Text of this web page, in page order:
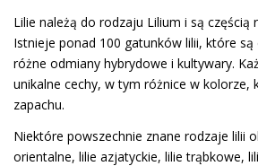
Lilie należą do rodzaju Lilium i są częścią
Istnieje ponad 100 gatunków lilii, które
różne odmiany hybrydowe i kultywary.
unikalne cechy, w tym różnice w kolorze,
zapachu.
Niektóre powszechnie znane rodzaje lilii
orientalne, lilie azjatyckie, lilie trąbkowe,